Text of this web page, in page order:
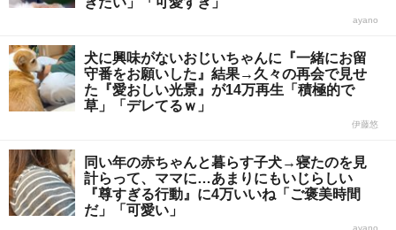
ayano
犬に興味がないおじいちゃんに『一緒にお留
守番をお願いした』結果→久々の再会で見せ
た『愛おしい光景』が14万再生「積極的で
草」「デレてるｗ」
伊藤悠
同い年の赤ちゃんと暮らす子犬→寝たのを見
計らって、ママに…あまりにもいじらしい
『尊すぎる行動』に4万いいね「ご褒美時間
だ」「可愛い」
ayano